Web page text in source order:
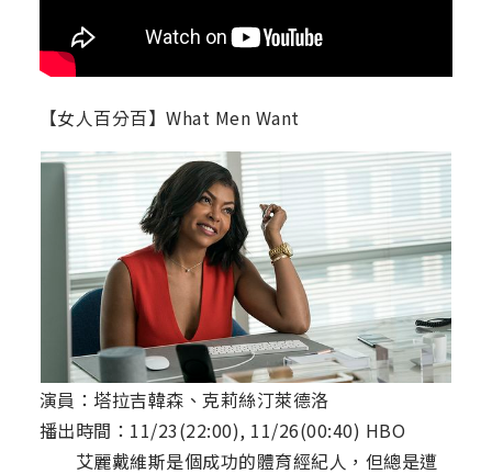
【女人百分百】What Men Want
演員：塔拉吉韓森、克莉絲汀萊德洛
播出時間：11/23(22:00), 11/26(00:40) HBO
艾麗戴維斯是個成功的體育經紀人，但總是遭